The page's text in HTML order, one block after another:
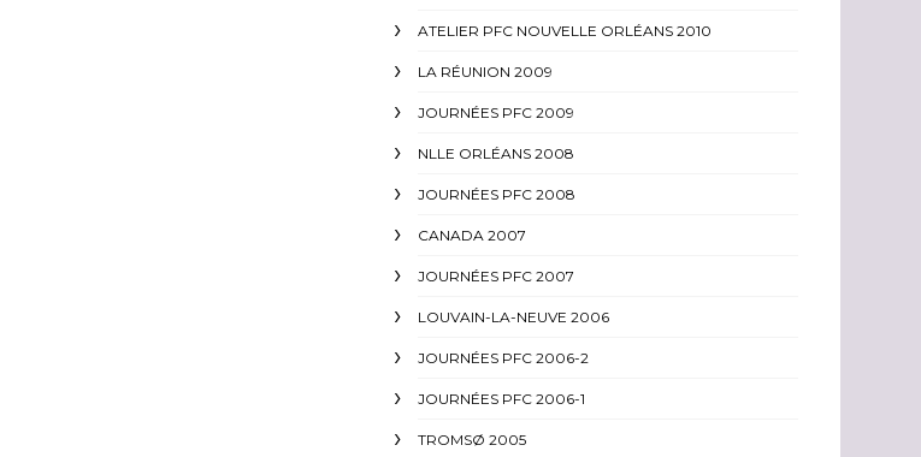
ATELIER PFC NOUVELLE ORLÉANS 2010
LA RÉUNION 2009
JOURNÉES PFC 2009
NLLE ORLÉANS 2008
JOURNÉES PFC 2008
CANADA 2007
JOURNÉES PFC 2007
LOUVAIN-LA-NEUVE 2006
JOURNÉES PFC 2006-2
JOURNÉES PFC 2006-1
TROMSØ 2005